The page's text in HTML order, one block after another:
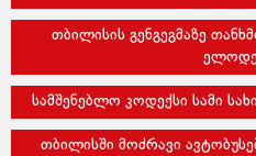
თბილისის გენგეგმაზე
სამშენებლო კოდექსი სამი
თბილისში მოძრავი